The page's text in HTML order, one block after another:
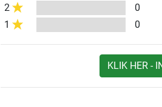
2
0
1
0
KLIK HER -